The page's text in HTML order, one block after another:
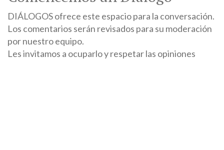
DIÁLOGOS ofrece este espacio para la conversación.
Los comentarios serán revisados para su moderación
por nuestro equipo.
Les invitamos a ocuparlo y respetar las opiniones